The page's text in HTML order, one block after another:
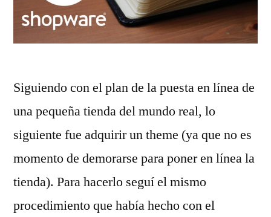
Siguiendo con el plan de la puesta en línea de
una pequeña tienda del mundo real, lo
siguiente fue adquirir un theme (ya que no es
momento de demorarse para poner en línea la
tienda). Para hacerlo seguí el mismo
procedimiento que había hecho con el